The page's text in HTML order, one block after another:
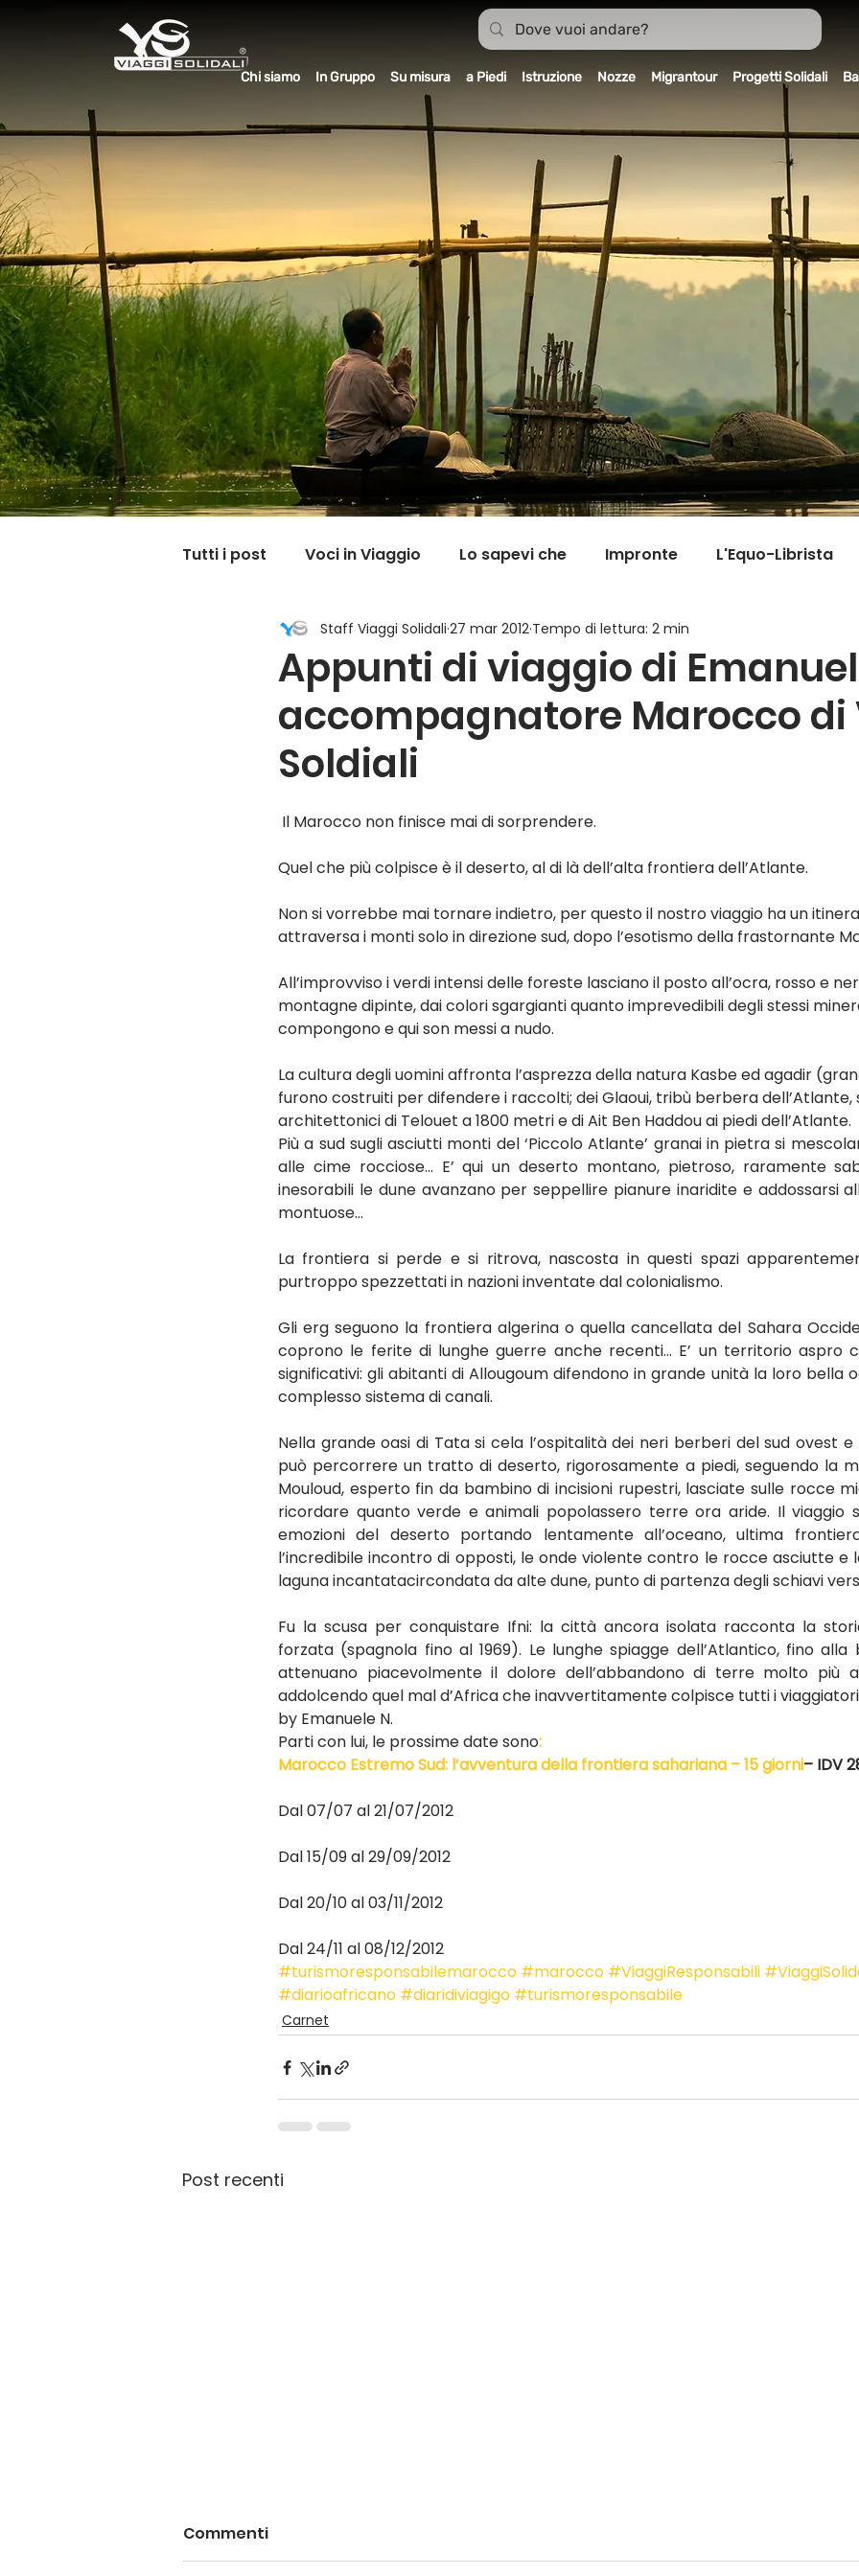
Chi siamo In Gruppo Su misura a Piedi Istruzione Nozze Migrantour Progetti Solidali
Tutti i post Voci in Viaggio Lo sapevi che Impronte L'Equo-Librista
Dicono di noi Carnet Good News I Viaggi della Tarta
Il mondo @ casa mia Il mondo fuori mi aspetta Viaggi in cucina
Appunti di viaggio di
accompagnatore Marocco di
Soldiali
Staff Viaggi Solidali 27 mar 2012 Tempo di lettura: 2 min
Il Marocco non finisce mai di sorprendere.
Quel che più colpisce è il deserto, al di là dell’alta frontiera dell’Atlante.
Non si vorrebbe mai tornare indietro, per questo il nostro viaggio ha un
attraversa i monti solo in direzione sud, dopo l’esotismo della frastornante
All’improvviso i verdi intensi delle foreste lasciano il posto all’ocra, rosso e
montagne dipinte, dai colori sgargianti quanto imprevedibili degli stessi
compongono e qui son messi a nudo.
La cultura degli uomini affronta l’asprezza della natura Kasbe ed agadir
furono costruiti per difendere i raccolti; dei Glaoui, tribù berbera dell’Atlante,
architettonici di Telouet a 1800 metri e di Ait Ben Haddou ai piedi dell’Atlante.
Più a sud sugli asciutti monti del ‘Piccolo Atlante’ granai in pietra si
alle cime rocciose… E’ qui un deserto montano, pietroso, raramente
inesorabili le dune avanzano per seppellire pianure inaridite e addossarsi
montuose…
La frontiera si perde e si ritrova, nascosta in questi spazi
purtroppo spezzettati in nazioni inventate dal colonialismo.
Gli erg seguono la frontiera algerina o quella cancellata del Sahara
coprono le ferite di lunghe guerre anche recenti… E’ un territorio aspro
significativi: gli abitanti di Allougoum difendono in grande unità la loro bella
complesso sistema di canali.
Nella grande oasi di Tata si cela l’ospitalità dei neri berberi del sud ovest
può percorrere un tratto di deserto, rigorosamente a piedi, seguendo la
Mouloud, esperto fin da bambino di incisioni rupestri, lasciate sulle rocce
ricordare quanto verde e animali popolassero terre ora aride. Il viaggio
emozioni del deserto portando lentamente all’oceano, ultima
l’incredibile incontro di opposti, le onde violente contro le rocce asciutte e
laguna incantatacircondata da alte dune, punto di partenza degli schiavi
Fu la scusa per conquistare Ifni: la città ancora isolata racconta la
forzata (spagnola fino al 1969). Le lunghe spiagge dell’Atlantico, fino alla
attenuano piacevolmente il dolore dell’abbandono di terre molto più
addolcendo quel mal d’Africa che inavvertitamente colpisce tutti i
by Emanuele N.
Parti con lui, le prossime date sono:
Marocco Estremo Sud: l’avventura della frontiera sahariana – 15 giorni– IDV
Dal 07/07 al 21/07/2012
Dal 15/09 al 29/09/2012
Dal 20/10 al 03/11/2012
Dal 24/11 al 08/12/2012
#turismoresponsabilemarocco #marocco #ViaggiResponsabili
#diarioafricano #diaridiviagigo #turismoresponsabile
Carnet
Post recenti
Commenti